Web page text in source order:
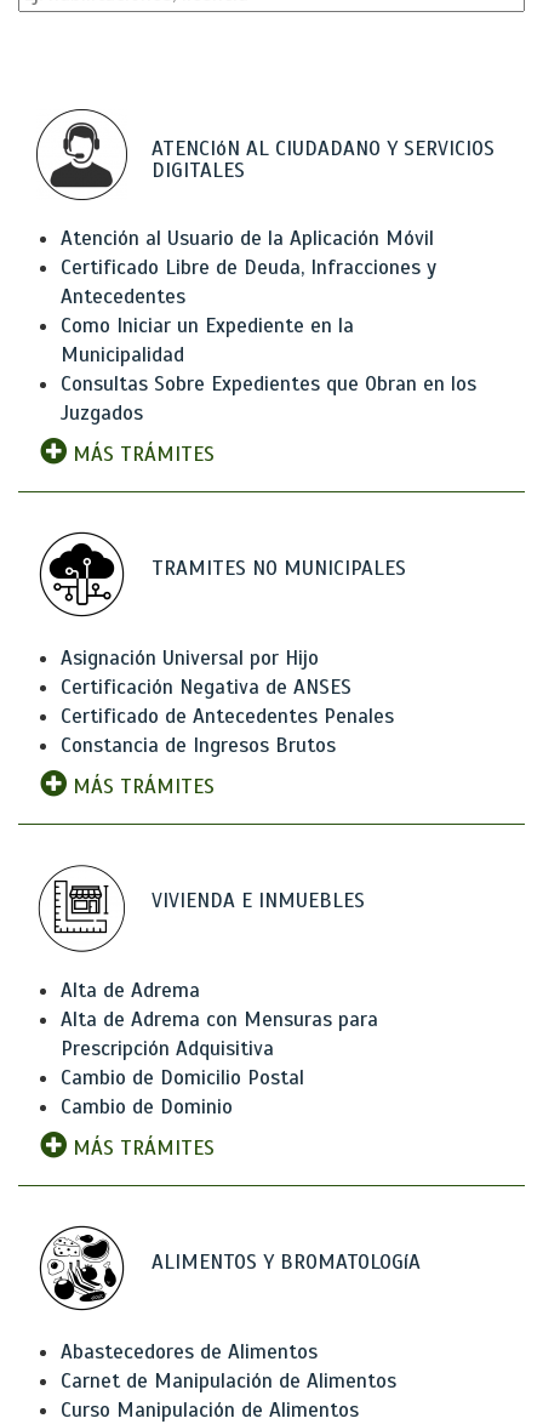
ATENCIóN AL CIUDADANO Y SERVICIOS
DIGITALES
Atención al Usuario de la Aplicación Móvil
Certificado Libre de Deuda, Infracciones y
Antecedentes
Como Iniciar un Expediente en la
Municipalidad
Consultas Sobre Expedientes que Obran en los
Juzgados
MÁS TRÁMITES
TRAMITES NO MUNICIPALES
Asignación Universal por Hijo
Certificación Negativa de ANSES
Certificado de Antecedentes Penales
Constancia de Ingresos Brutos
MÁS TRÁMITES
VIVIENDA E INMUEBLES
Alta de Adrema
Alta de Adrema con Mensuras para
Prescripción Adquisitiva
Cambio de Domicilio Postal
Cambio de Dominio
MÁS TRÁMITES
ALIMENTOS Y BROMATOLOGíA
Abastecedores de Alimentos
Carnet de Manipulación de Alimentos
Curso Manipulación de Alimentos